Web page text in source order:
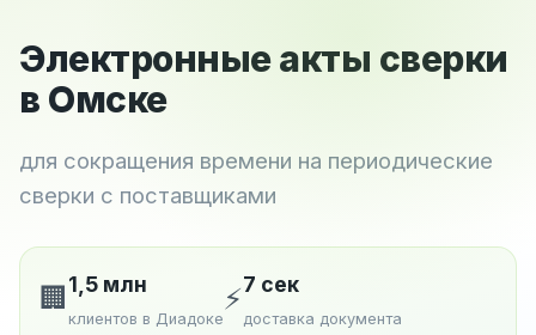
Электронные акты сверки
в Омске
для сокращения времени на периодические
сверки с поставщиками
🏢 1,5 млн
клиентов в Диадоке
⚡7 сек
доставка документа